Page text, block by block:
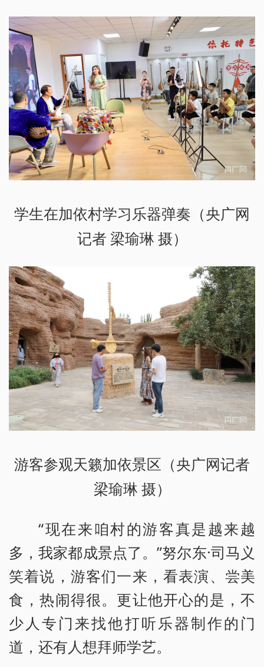
学生在加依村学习乐器弹奏（央广网
记者 梁瑜琳 摄）
游客参观天籁加依景区（央广网记者
梁瑜琳 摄）
“现在来咱村的游客真是越来越
多，我家都成景点了。”努尔东·司马义
笑着说，游客们一来，看表演、尝美
食，热闹得很。更让他开心的是，不
少人专门来找他打听乐器制作的门
道，还有人想拜师学艺。